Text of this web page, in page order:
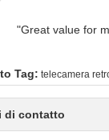
"Great value for
Tag: telecamera
di contatto